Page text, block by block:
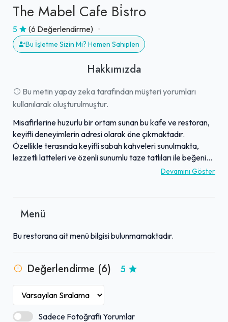
The Mabel Cafe Bi̇stro
5 (6 Değerlendirme)
Bu İşletme Sizin Mi? Hemen Sahiplen
Hakkımızda
Bu metin yapay zeka tarafından müşteri yorumları
kullanılarak oluşturulmuştur.
Misafirlerine huzurlu bir ortam sunan bu kafe ve restoran,
keyifli deneyimlerin adresi olarak öne çıkmaktadır.
Özellikle terasında keyifli sabah kahveleri sunulmakta,
lezzetli latteleri ve özenli sunumlu taze tatlıları ile beğeni
toplamaktadır. Menüsünde yer alan yemekler de aynı
misafirlerine rahat ve sıcak bir atmosfer sağlamaktadır.
sunulan ikramlarla birlikte ziyaretçilerin deneyimini
hizmet kalitesiyle tavsiye edilen bir mekandır.
Devamını Göster
Menü
Bu restorana ait menü bilgisi bulunmamaktadır.
Değerlendirme (6) 5
Sadece Fotoğraflı Yorumlar